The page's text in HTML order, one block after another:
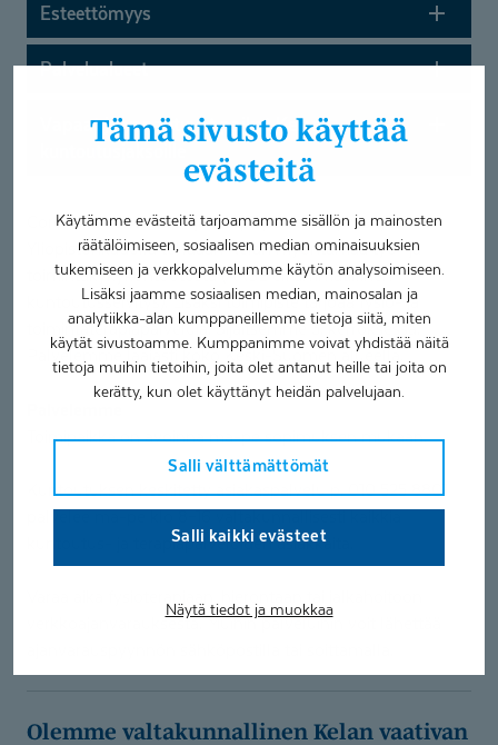
Tämä sivusto käyttää
evästeitä
Käytämme evästeitä tarjoamamme sisällön ja mainosten
räätälöimiseen, sosiaalisen median ominaisuuksien
tukemiseen ja verkkopalvelumme käytön analysoimiseen.
Lisäksi jaamme sosiaalisen median, mainosalan ja
analytiikka-alan kumppaneillemme tietoja siitä, miten
käytät sivustoamme. Kumppanimme voivat yhdistää näitä
tietoja muihin tietoihin, joita olet antanut heille tai joita on
kerätty, kun olet käyttänyt heidän palvelujaan.
Salli välttämättömät
Salli kaikki evästeet
Näytä tiedot ja muokkaa
Esteettömyys
Palvelualueet
Coronaria kuntoutus- ja terapiapalvelut Jyväskylä
Yliopistonkadulla tehdään Kelan myöntämää työ- ja
toimintakykykuntoutusta (AKSE eli ammatillinen
kuntoutusselvitys). Lisäksi toimipiste tarjoaa fysio- ja
toimintaterapiapalveluja. Sijaitsemme 3. kerroksessa.
Palvelemme laajasti koko Keski-Suomen alueella.
Toimipaikka on avoinna ma-pe sopimuksen mukaan.
Kuntoutuksen keskitetty asiakaspalvelu p. 010 525 8801
palvelee ma-pe klo 8–16 valtakunnallisesti kaikkia
kuntoutus- ja terapiapalveluiden asiakkaita.
verkkoajanvarauksesta. Muihin palveluihin voit lähettää
Olemme valtakunnallinen Kelan vaativan